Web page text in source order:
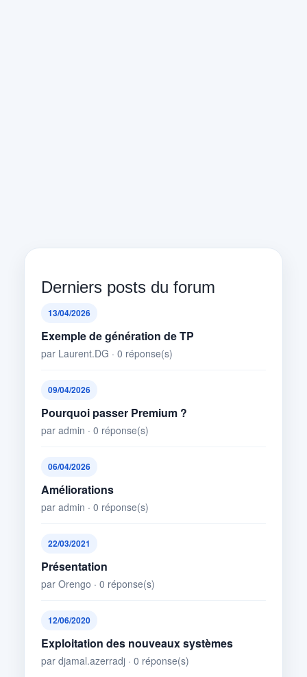
Derniers posts du forum
13/04/2026
Exemple de génération de TP
par Laurent.DG · 0 réponse(s)
09/04/2026
Pourquoi passer Premium ?
par admin · 0 réponse(s)
06/04/2026
Améliorations
par admin · 0 réponse(s)
22/03/2021
Présentation
par Orengo · 0 réponse(s)
12/06/2020
Exploitation des nouveaux systèmes
par djamal.azerradj · 0 réponse(s)